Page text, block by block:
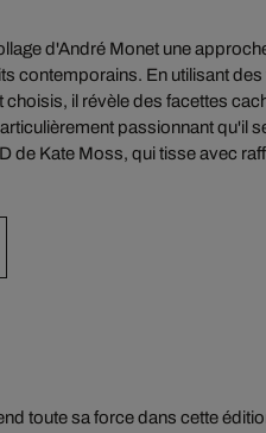
d'André Monet une
contemporains. En utilisant des
il révèle des facettes
passionnant qu'il
de Kate Moss, qui tisse avec
toute sa force dans cette